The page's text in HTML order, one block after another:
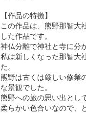
【作品の特徴】
この作品は、熊野那智大
した作品です。
神仏分離で神社と寺に分
私は新しくなった那智大
た。
熊野は古くは厳しい修業
な景観でした。
熊野への旅の思い出とし
柔らかい色合いなので、